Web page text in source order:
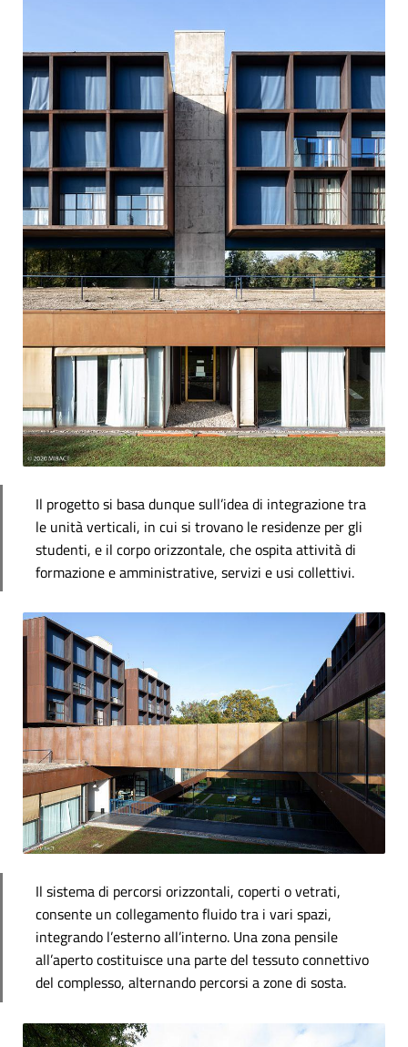
Il progetto si basa dunque sull’idea di integrazione tra
le unità verticali, in cui si trovano le residenze per gli
studenti, e il corpo orizzontale, che ospita attività di
formazione e amministrative, servizi e usi collettivi.
Il sistema di percorsi orizzontali, coperti o vetrati,
consente un collegamento fluido tra i vari spazi,
integrando l’esterno all’interno. Una zona pensile
all’aperto costituisce una parte del tessuto connettivo
del complesso, alternando percorsi a zone di sosta.